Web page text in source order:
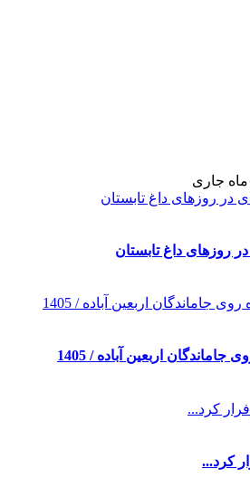
ماه جاری
روزهای داغ تابستان
اربعین آباده / 1405
کرد...